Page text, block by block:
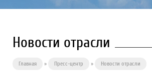
Новости отрасли
Главная » Пресс-центр » Новости отрасли